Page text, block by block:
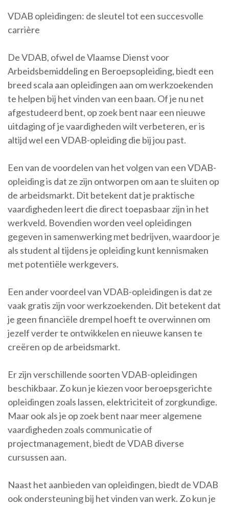
VDAB opleidingen: de sleutel tot een succesvolle
carrière
De VDAB, ofwel de Vlaamse Dienst voor
Arbeidsbemiddeling en Beroepsopleiding, biedt een
breed scala aan opleidingen aan om werkzoekenden
te helpen bij het vinden van een baan. Of je nu net
afgestudeerd bent, op zoek bent naar een nieuwe
uitdaging of je vaardigheden wilt verbeteren, er is
altijd wel een VDAB-opleiding die bij jou past.
Een van de voordelen van het volgen van een VDAB-
opleiding is dat ze zijn ontworpen om aan te sluiten op
de arbeidsmarkt. Dit betekent dat je praktische
vaardigheden leert die direct toepasbaar zijn in het
werkveld. Bovendien worden veel opleidingen
gegeven in samenwerking met bedrijven, waardoor je
als student al tijdens je opleiding kunt kennismaken
met potentiële werkgevers.
Een ander voordeel van VDAB-opleidingen is dat ze
vaak gratis zijn voor werkzoekenden. Dit betekent dat
je geen financiële drempel hoeft te overwinnen om
jezelf verder te ontwikkelen en nieuwe kansen te
creëren op de arbeidsmarkt.
Er zijn verschillende soorten VDAB-opleidingen
beschikbaar. Zo kun je kiezen voor beroepsgerichte
opleidingen zoals lassen, elektriciteit of zorgkundige.
Maar ook als je op zoek bent naar meer algemene
vaardigheden zoals communicatie of
projectmanagement, biedt de VDAB diverse
cursussen aan.
Naast het aanbieden van opleidingen, biedt de VDAB
ook ondersteuning bij het vinden van werk. Zo kun je